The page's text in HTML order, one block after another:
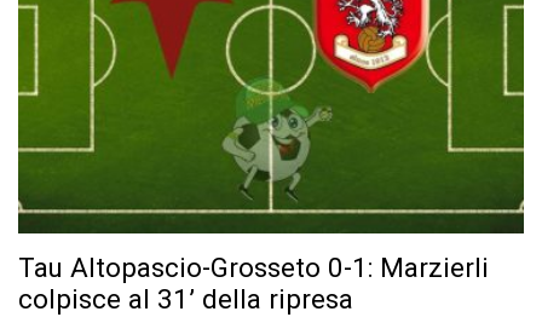
Tau Altopascio-Grosseto 0-1: Marzierli
colpisce al 31’ della ripresa